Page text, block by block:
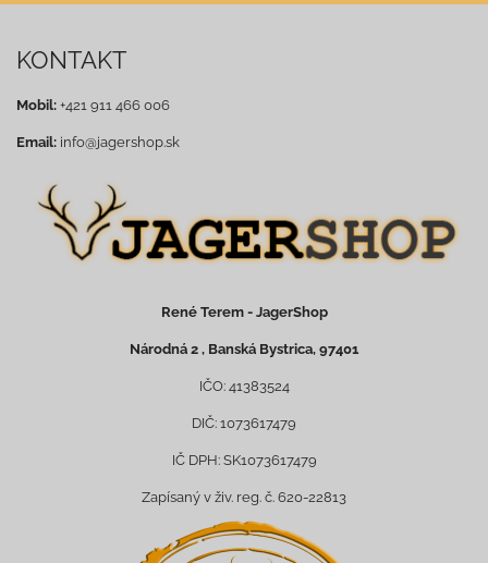
KONTAKT
Mobil: +421 911 466 006
Email: info@jagershop.sk
René Terem - JagerShop
Národná 2 , Banská Bystrica, 97401
IČO: 41383524
DIČ: 1073617479
IČ DPH: SK1073617479
Zapísaný v živ. reg. č. 620-22813